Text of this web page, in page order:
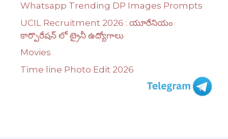
Whatsapp Trending DP Images Prompts
UCIL Recruitment 2026 : యూరేనియం
కార్పొరేషన్ లో ట్రైనీ ఉద్యోగాలు
Movies
Time line Photo Edit 2026